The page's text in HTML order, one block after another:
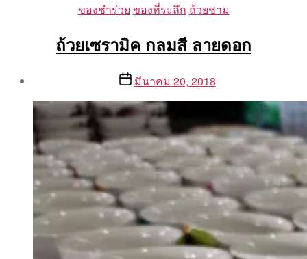
Categories
ของชำร่วย ของที่ระลึก ถ้วยชาม
ถ้วยเซรามิค กลมสี ลายดอก
By
Aea
Postมีนาคม 20, 2018